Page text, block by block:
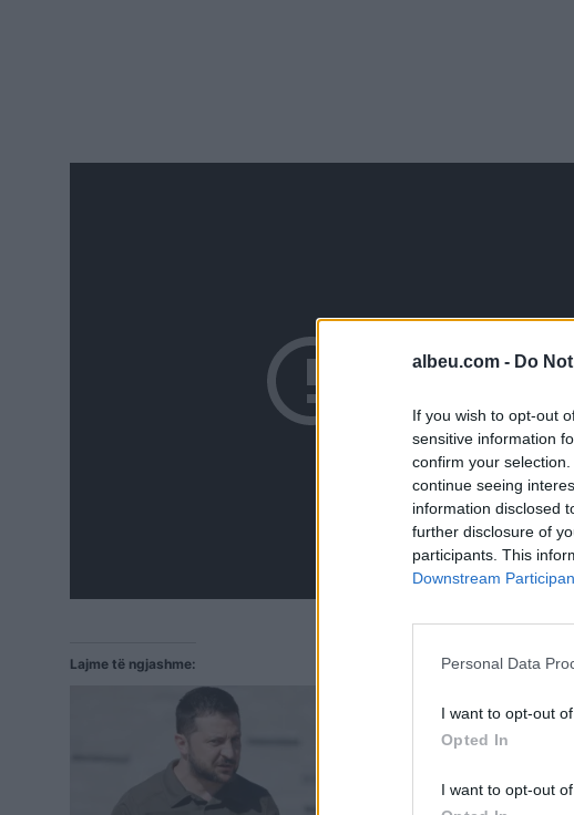
albeu.com - Do
If you wish to opt-out
sensitive information
confirm your
continue seeing
information disclosed
further disclosure of
participants. This
Downstream
Personal Data
I want to opt-out
Opted In
I want to opt-out
Lajme të ngjashme: